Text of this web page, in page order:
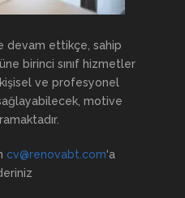
devam ettikçe, sahip
birinci sınıf hizmetler
ve profesyonel
motive
cv@renovabt.com‘a